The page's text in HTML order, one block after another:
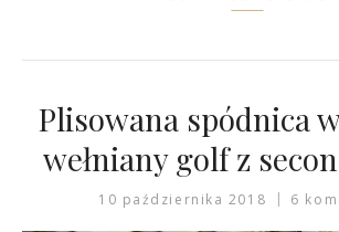
Plisowana spódnica
wełniany golf z
10 października 2018 6